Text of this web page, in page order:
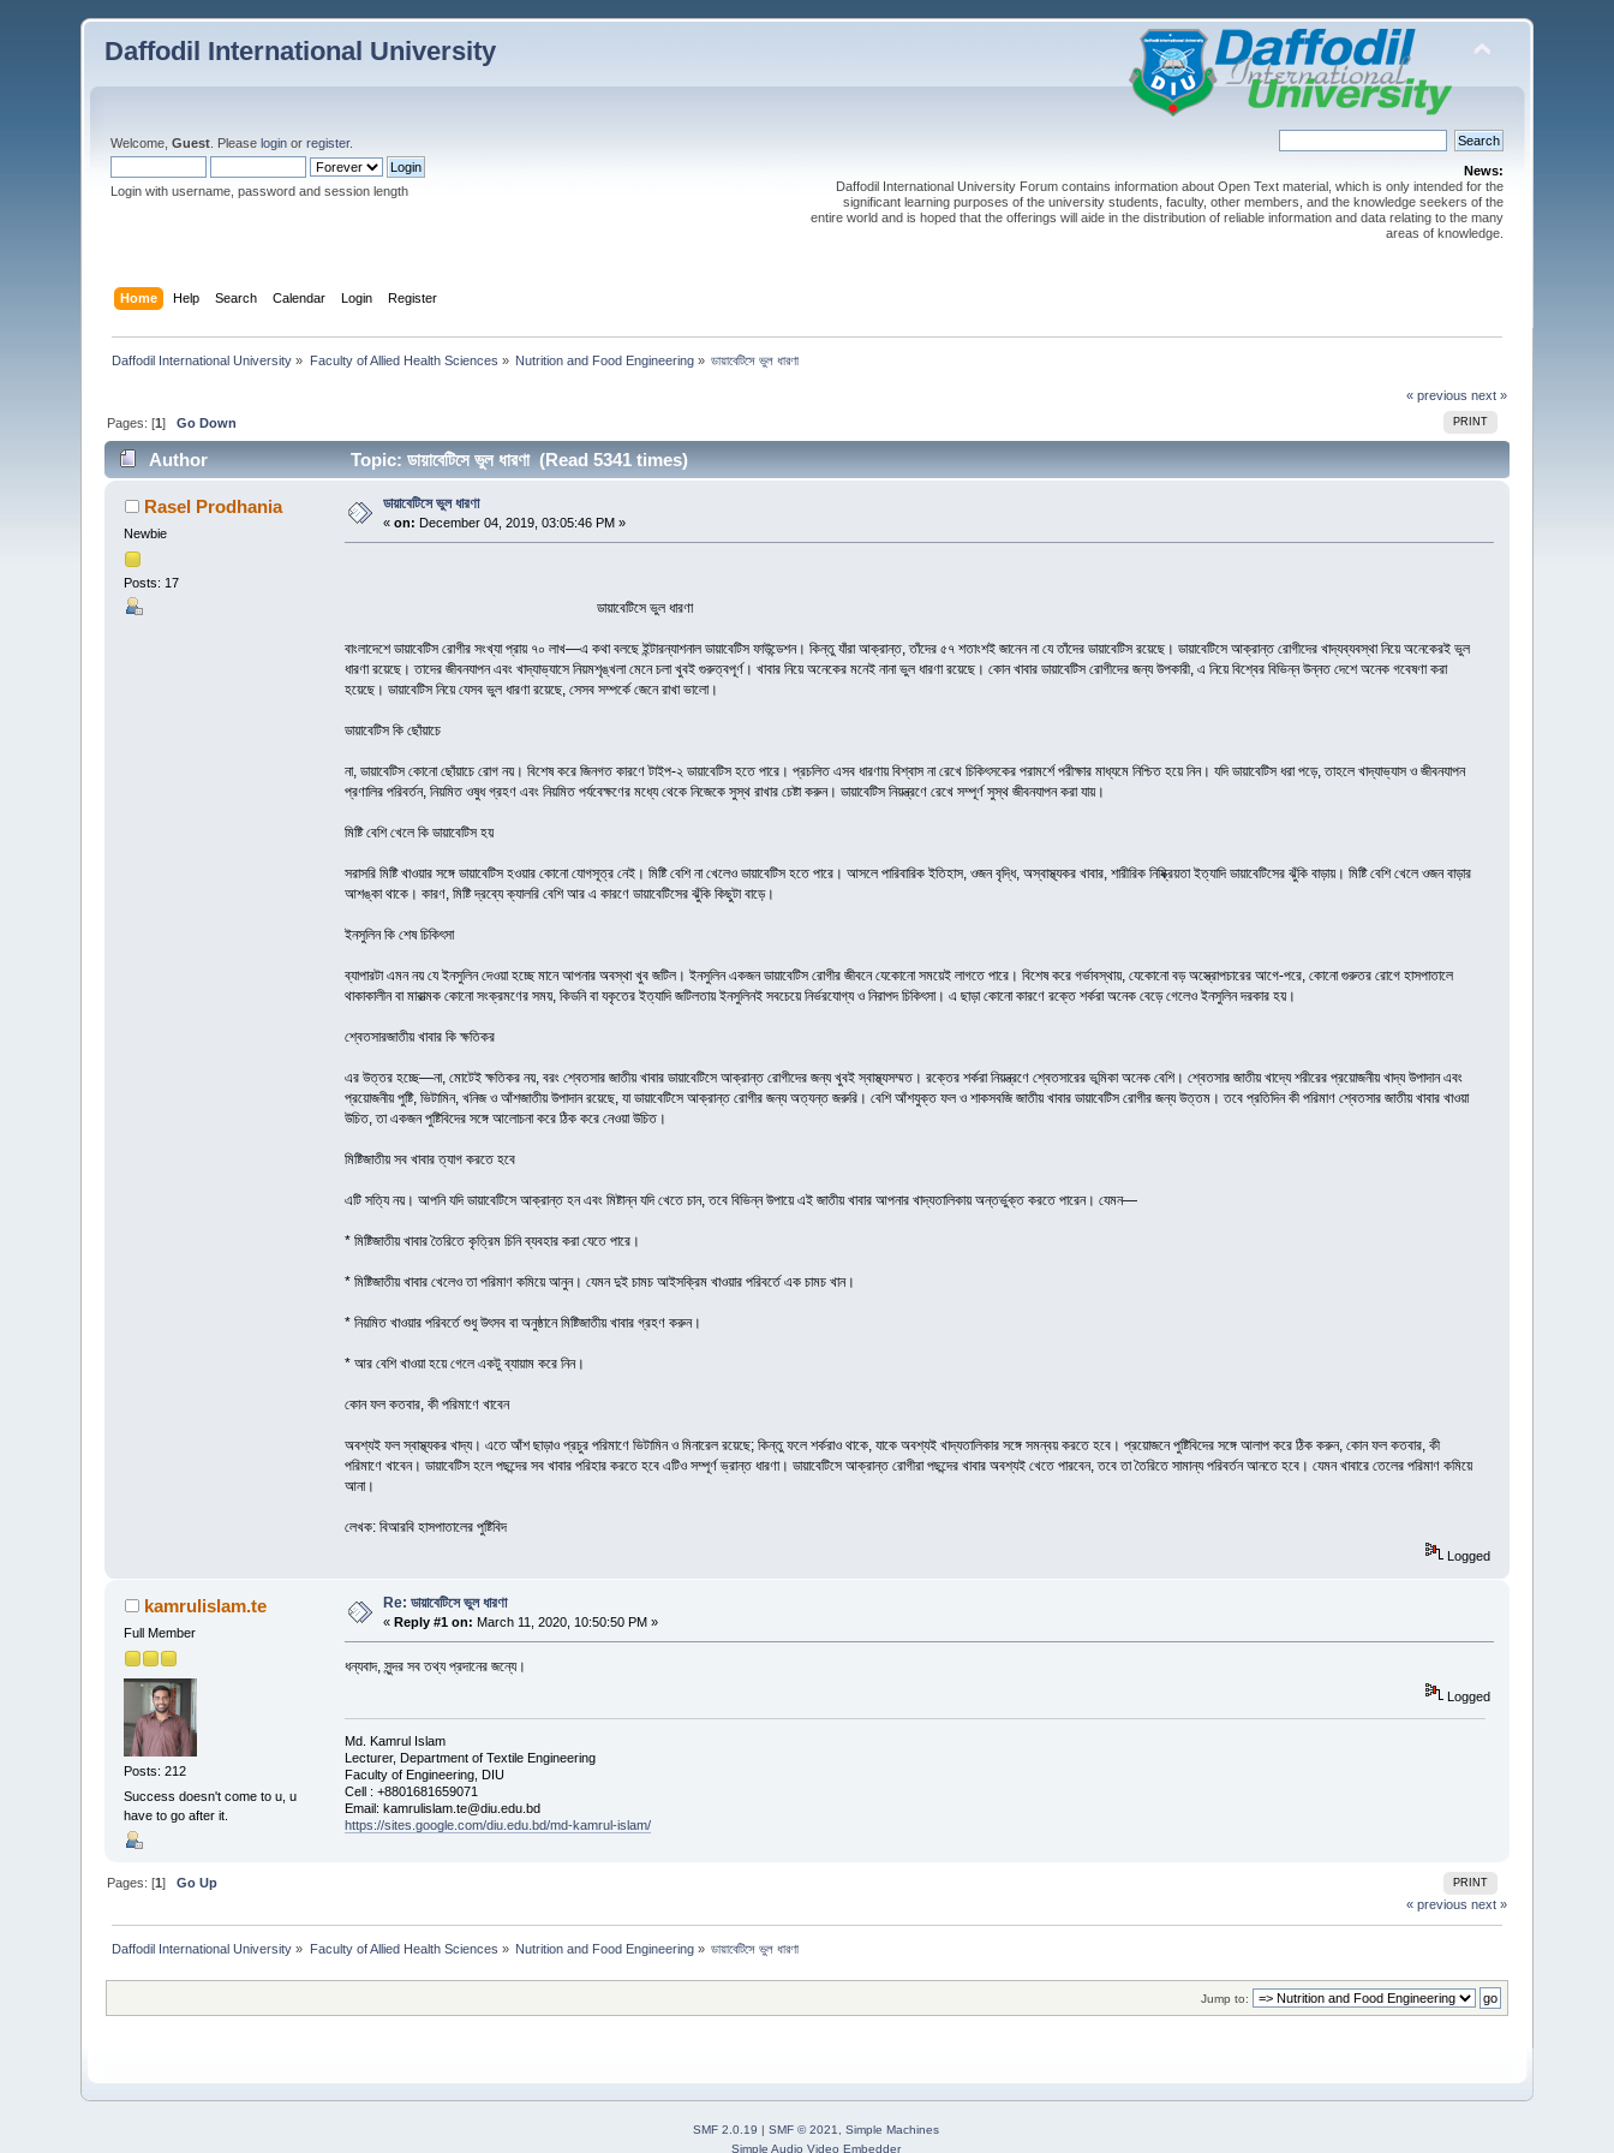
Daffodil International University
Welcome,Guest . Pleaselogin orregister.
Login with username, password and session length
News:
Daffodil International University Forum contains information about Open Text material, which is only intended for the
significant learning purposes of the university students, faculty, other members, and the knowledge seekers of the
entire world and is hoped that the offerings will aide in the distribution of reliable information and data relating to the many
areas of knowledge.
Home Help Search Calendar Login Register
Daffodil International University » Faculty of Allied Health Sciences » Nutrition and Food Engineering » ডায়াবেটিসে ভুল ধারণা
« previous next »
PRINT
Pages: [1]Go Down
Author Topic: ডায়াবেটিসে ভুল ধারণা (Read 5341 times)
Rasel Prodhania
Newbie
Posts: 17
ডায়াবেটিসে ভুল ধারণা
«on: December 04, 2019, 03:05:46 PM »
ডায়াবেটিসে ভুল ধারণা
বাংলাদেশে ডায়াবেটিস রোগীর সংখ্যা প্রায় ৭০ লাখ—এ কথা বলছে ইন্টারন্যাশনাল ডায়াবেটিস ফাউন্ডেশন। কিন্তু যাঁরা আক্রান্ত, তাঁদের ৫৭ শতাংশই জানেন না যে তাঁদের ডায়াবেটিস রয়েছে। ডায়াবেটিসে আক্রান্ত রোগীদের খাদ্যব্যবস্থা নিয়ে অনেকেরই ভুল
ধারণা রয়েছে। তাদের জীবনযাপন এবং খাদ্যাভ্যাসে নিয়মশৃঙ্খলা মেনে চলা খুবই গুরুত্বপূর্ণ। খাবার নিয়ে অনেকের মনেই নানা ভুল ধারণা রয়েছে। কোন খাবার ডায়াবেটিস রোগীদের জন্য উপকারী, এ নিয়ে বিশ্বের বিভিন্ন উন্নত দেশে অনেক গবেষণা করা
হয়েছে। ডায়াবেটিস নিয়ে যেসব ভুল ধারণা রয়েছে, সেসব সম্পর্কে জেনে রাখা ভালো।
ডায়াবেটিস কি ছোঁয়াচে
না, ডায়াবেটিস কোনো ছোঁয়াচে রোগ নয়। বিশেষ করে জিনগত কারণে টাইপ-২ ডায়াবেটিস হতে পারে। প্রচলিত এসব ধারণায় বিশ্বাস না রেখে চিকিৎসকের পরামর্শে পরীক্ষার মাধ্যমে নিশ্চিত হয়ে নিন। যদি ডায়াবেটিস ধরা পড়ে, তাহলে খাদ্যাভ্যাস ও জীবনযাপন
প্রণালির পরিবর্তন, নিয়মিত ওষুধ গ্রহণ এবং নিয়মিত পর্যবেক্ষণের মধ্যে থেকে নিজেকে সুস্থ রাখার চেষ্টা করুন। ডায়াবেটিস নিয়ন্ত্রণে রেখে সম্পূর্ণ সুস্থ জীবনযাপন করা যায়।
মিষ্টি বেশি খেলে কি ডায়াবেটিস হয়
সরাসরি মিষ্টি খাওয়ার সঙ্গে ডায়াবেটিস হওয়ার কোনো যোগসূত্র নেই। মিষ্টি বেশি না খেলেও ডায়াবেটিস হতে পারে। আসলে পারিবারিক ইতিহাস, ওজন বৃদ্ধি, অস্বাস্থ্যকর খাবার, শারীরিক নিষ্ক্রিয়তা ইত্যাদি ডায়াবেটিসের ঝুঁকি বাড়ায়। মিষ্টি বেশি খেলে ওজন বাড়ার
আশঙ্কা থাকে। কারণ, মিষ্টি দ্রব্যে ক্যালরি বেশি আর এ কারণে ডায়াবেটিসের ঝুঁকি কিছুটা বাড়ে।
ইনসুলিন কি শেষ চিকিৎসা
ব্যাপারটা এমন নয় যে ইনসুলিন দেওয়া হচ্ছে মানে আপনার অবস্থা খুব জটিল। ইনসুলিন একজন ডায়াবেটিস রোগীর জীবনে যেকোনো সময়েই লাগতে পারে। বিশেষ করে গর্ভাবস্থায়, যেকোনো বড় অস্ত্রোপচারের আগে-পরে, কোনো গুরুতর রোগে হাসপাতালে
থাকাকালীন বা মারাত্মক কোনো সংক্রমণের সময়, কিডনি বা যকৃতের ইত্যাদি জটিলতায় ইনসুলিনই সবচেয়ে নির্ভরযোগ্য ও নিরাপদ চিকিৎসা। এ ছাড়া কোনো কারণে রক্তে শর্করা অনেক বেড়ে গেলেও ইনসুলিন দরকার হয়।
শ্বেতসারজাতীয় খাবার কি ক্ষতিকর
এর উত্তর হচ্ছে—না, মোটেই ক্ষতিকর নয়, বরং শ্বেতসার জাতীয় খাবার ডায়াবেটিসে আক্রান্ত রোগীদের জন্য খুবই স্বাস্থ্যসম্মত। রক্তের শর্করা নিয়ন্ত্রণে শ্বেতসারের ভূমিকা অনেক বেশি। শ্বেতসার জাতীয় খাদ্যে শরীরের প্রয়োজনীয় খাদ্য উপাদান এবং
প্রয়োজনীয় পুষ্টি, ভিটামিন, খনিজ ও আঁশজাতীয় উপাদান রয়েছে, যা ডায়াবেটিসে আক্রান্ত রোগীর জন্য অত্যন্ত জরুরি। বেশি আঁশযুক্ত ফল ও শাকসবজি জাতীয় খাবার ডায়াবেটিস রোগীর জন্য উত্তম। তবে প্রতিদিন কী পরিমাণ শ্বেতসার জাতীয় খাবার খাওয়া
উচিত, তা একজন পুষ্টিবিদের সঙ্গে আলোচনা করে ঠিক করে নেওয়া উচিত।
মিষ্টিজাতীয় সব খাবার ত্যাগ করতে হবে
এটি সত্যি নয়। আপনি যদি ডায়াবেটিসে আক্রান্ত হন এবং মিষ্টান্ন যদি খেতে চান, তবে বিভিন্ন উপায়ে এই জাতীয় খাবার আপনার খাদ্যতালিকায় অন্তর্ভুক্ত করতে পারেন। যেমন—
* মিষ্টিজাতীয় খাবার তৈরিতে কৃত্রিম চিনি ব্যবহার করা যেতে পারে।
* মিষ্টিজাতীয় খাবার খেলেও তা পরিমাণ কমিয়ে আনুন। যেমন দুই চামচ আইসক্রিম খাওয়ার পরিবর্তে এক চামচ খান।
* নিয়মিত খাওয়ার পরিবর্তে শুধু উৎসব বা অনুষ্ঠানে মিষ্টিজাতীয় খাবার গ্রহণ করুন।
* আর বেশি খাওয়া হয়ে গেলে একটু ব্যায়াম করে নিন।
কোন ফল কতবার, কী পরিমাণে খাবেন
অবশ্যই ফল স্বাস্থ্যকর খাদ্য। এতে আঁশ ছাড়াও প্রচুর পরিমাণে ভিটামিন ও মিনারেল রয়েছে; কিন্তু ফলে শর্করাও থাকে, যাকে অবশ্যই খাদ্যতালিকার সঙ্গে সমন্বয় করতে হবে। প্রয়োজনে পুষ্টিবিদের সঙ্গে আলাপ করে ঠিক করুন, কোন ফল কতবার, কী
পরিমাণে খাবেন। ডায়াবেটিস হলে পছন্দের সব খাবার পরিহার করতে হবে এটিও সম্পূর্ণ ভ্রান্ত ধারণা। ডায়াবেটিসে আক্রান্ত রোগীরা পছন্দের খাবার অবশ্যই খেতে পারবেন, তবে তা তৈরিতে সামান্য পরিবর্তন আনতে হবে। যেমন খাবারে তেলের পরিমাণ কমিয়ে
আনা।
লেখক: বিআরবি হাসপাতালের পুষ্টিবিদ
Logged
kamrulislam.te
Full Member
Posts: 212
Success doesn't come to u, u
have to go after it.
Re: ডায়াবেটিসে ভুল ধারণা
« Reply #1 on: March 11, 2020, 10:50:50 PM »
ধন্যবাদ, সুন্দর সব তথ্য প্রদানের জন্যে।
Logged
Md. Kamrul Islam
Lecturer, Department of Textile Engineering
Faculty of Engineering, DIU
Cell : +8801681659071
Email: kamrulislam.te@diu.edu.bd
https://sites.google.com/diu.edu.bd/md-kamrul-islam/
PRINT
Pages: [1]Go Up
« previous next »
Daffodil International University » Faculty of Allied Health Sciences » Nutrition and Food Engineering » ডায়াবেটিসে ভুল ধারণা
Jump to:
SMF 2.0.19 SMF © 2021, Simple Machines
Simple Audio Video Embedder